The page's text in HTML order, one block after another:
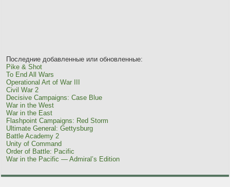
Последние добавленные или обновленные:
Pike & Shot
To End All Wars
Operational Art of War III
Civil War 2
Decisive Campaigns: Case Blue
War in the West
War in the East
Flashpoint Campaigns: Red Storm
Ultimate General: Gettysburg
Battle Academy 2
Unity of Command
Order of Battle: Pacific
War in the Pacific — Admiral’s Edition